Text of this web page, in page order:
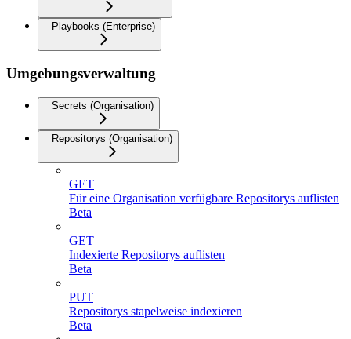
Playbooks (Enterprise)
Umgebungsverwaltung
Secrets (Organisation)
Repositorys (Organisation)
GET
Für eine Organisation verfügbare Repositorys auflisten
Beta
GET
Indexierte Repositorys auflisten
Beta
PUT
Repositorys stapelweise indexieren
Beta